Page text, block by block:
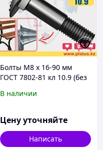
Болты М8 х 16-90 мм
ГОСТ 7802-81 кл 10.9 (без
ДОРОЖНЫЙ
В наличии
Цену уточняйте
Написать